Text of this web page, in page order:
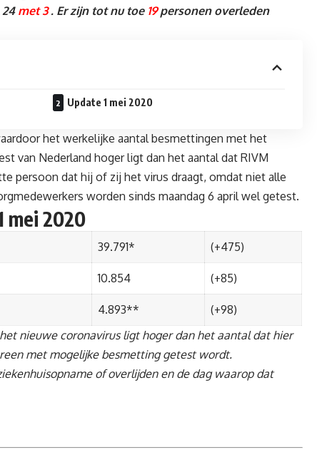
met 3. Er zijn tot nu toe 19personen overleden
Update 1 mei 2020
het werkelijke aantal besmettingen met het
van Nederland hoger ligt dan het aantal dat RIVM
persoon dat hij of zij het virus draagt, omdat niet alle
worden sinds maandag 6 april wel getest.
mei 2020
39.791* (+475)
10.854 (+85)
4.893**
(+98)
nieuwe coronavirus ligt hoger dan het aantal dat hier
met mogelijke besmetting getest wordt.
of overlijden en de dag waarop dat